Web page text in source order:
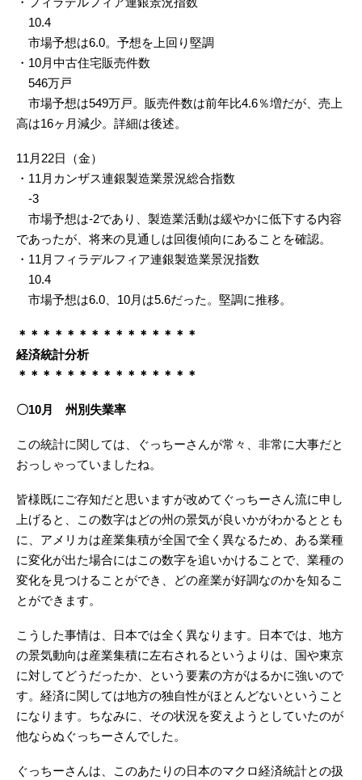
10.4
市場予想は6.0。予想を上回り堅調
・10月中古住宅販売件数
546万戸
市場予想は549万戸。販売件数は前年比4.6％増だが、売上
高は16ヶ月減少。詳細は後述。
11月22日（金）
・11月カンザス連銀製造業景況総合指数
-3
市場予想は-2であり、製造業活動は緩やかに低下する内容
であったが、将来の見通しは回復傾向にあることを確認。
・11月フィラデルフィア連銀製造業景況指数
10.4
市場予想は6.0、10月は5.6だった。堅調に推移。
＊＊＊＊＊＊＊＊＊＊＊＊＊＊＊
経済統計分析
＊＊＊＊＊＊＊＊＊＊＊＊＊＊＊
〇10月 州別失業率
この統計に関しては、ぐっちーさんが常々、非常に大事だと
おっしゃっていましたね。
皆様既にご存知だと思いますが改めてぐっちーさん流に申し
上げると、この数字はどの州の景気が良いかがわかるととも
に、アメリカは産業集積が全国で全く異なるため、ある業種
に変化が出た場合にはこの数字を追いかけることで、業種の
変化を見つけることができ、どの産業が好調なのかを知るこ
とができます。
こうした事情は、日本では全く異なります。日本では、地方
の景気動向は産業集積に左右されるというよりは、国や東京
に対してどうだったか、という要素の方がはるかに強いので
す。経済に関しては地方の独自性がほとんどないということ
になります。ちなみに、その状況を変えようとしていたのが
他ならぬぐっちーさんでした。
ぐっちーさんは、このあたりの日本のマクロ経済統計との扱